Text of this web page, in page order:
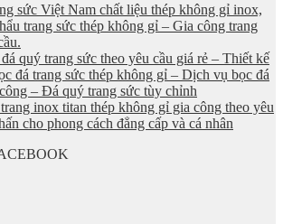
sức Việt Nam chất liệu thép không gỉ inox,
trang sức thép không gỉ – Gia công trang
quý trang sức theo yêu cầu giá rẻ – Thiết kế
đá trang sức thép không gỉ – Dịch vụ bọc đá
– Đá quý trang sức tùy chỉnh
inox titan thép không gỉ gia công theo yêu
cho phong cách đẳng cấp và cá nhân